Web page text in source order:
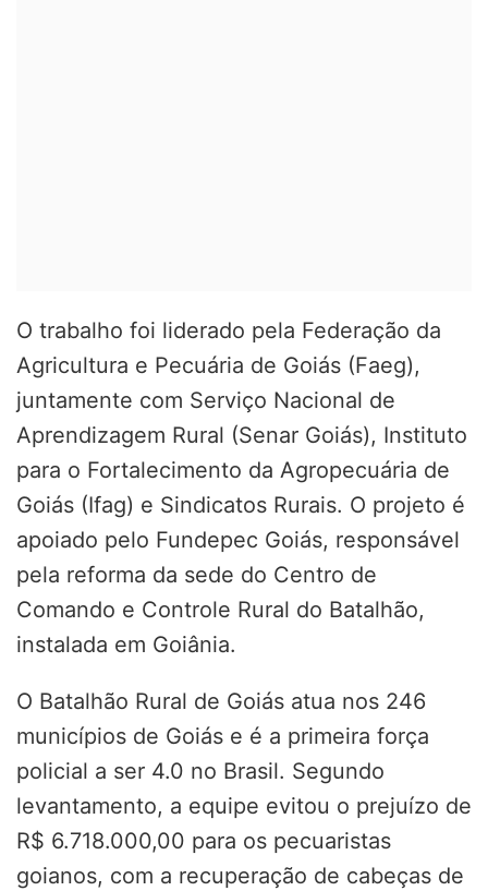
O trabalho foi liderado pela Federação da
Agricultura e Pecuária de Goiás (Faeg),
juntamente com Serviço Nacional de
Aprendizagem Rural (Senar Goiás), Instituto
para o Fortalecimento da Agropecuária de
Goiás (Ifag) e Sindicatos Rurais. O projeto é
apoiado pelo Fundepec Goiás, responsável
pela reforma da sede do Centro de
Comando e Controle Rural do Batalhão,
instalada em Goiânia.
O Batalhão Rural de Goiás atua nos 246
municípios de Goiás e é a primeira força
policial a ser 4.0 no Brasil. Segundo
levantamento, a equipe evitou o prejuízo de
R$ 6.718.000,00 para os pecuaristas
goianos, com a recuperação de cabeças de